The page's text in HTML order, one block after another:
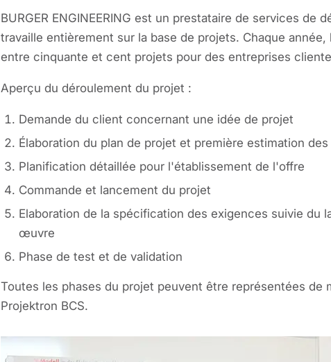
BURGER ENGINEERING est un prestataire de services de
travaille entièrement sur la base de projets. Chaque année,
entre cinquante et cent projets pour des entreprises
Aperçu du déroulement du projet :
Demande du client concernant une idée de projet
Élaboration du plan de projet et première estimation
Planification détaillée pour l'établissement de l'offre
Commande et lancement du projet
Elaboration de la spécification des exigences suivie du
œuvre
Phase de test et de validation
Toutes les phases du projet peuvent être représentées de
Projektron BCS.